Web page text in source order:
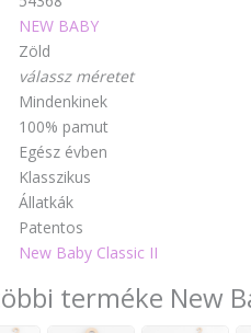
NEW BABY
Zöld
válassz méretet
Mindenkinek
100% pamut
Egész évben
Klasszikus
Állatkák
Patentos
New Baby Classic II
terméke New